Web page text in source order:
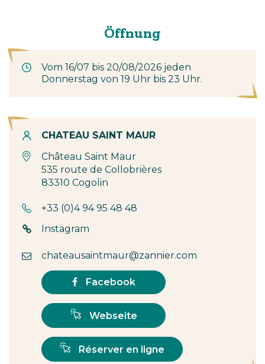
Öffnung
Vom 16/07 bis 20/08/2026 jeden
Donnerstag von 19 Uhr bis 23 Uhr.
Kontakt
CHATEAU SAINT MAUR
Château Saint Maur
535 route de Collobrières
83310 Cogolin
+33 (0)4 94 95 48 48
Instagram
chateausaintmaur@zannier.com
Facebook
Webseite
Réserver en ligne